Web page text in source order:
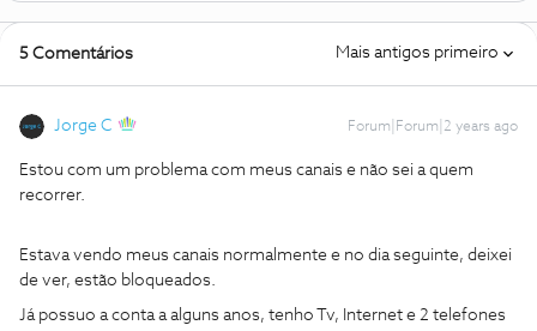
5 Comentários Mais antigos primeiro
Jorge C Forum|Forum|2 years ago
Estou com um problema com meus canais e não sei a quem
recorrer.
Estava vendo meus canais normalmente e no dia seguinte, deixei
de ver, estão bloqueados.
Já possuo a conta a alguns anos, tenho Tv, Internet e 2 telefones